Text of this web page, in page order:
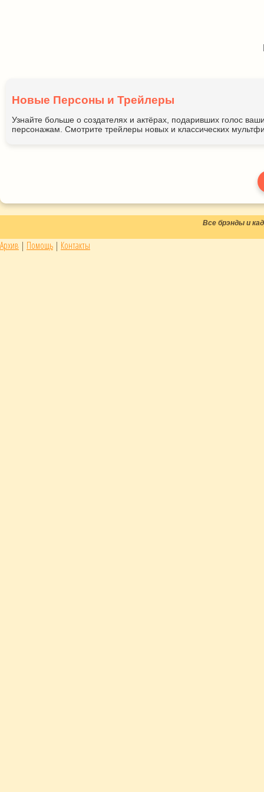
Новые Персоны и Трейлеры
Узнайте больше о создателях и актёрах, подаривших голос
персонажам. Смотрите трейлеры новых и классических
Все брэнды и
Архив | Помощь | Контакты